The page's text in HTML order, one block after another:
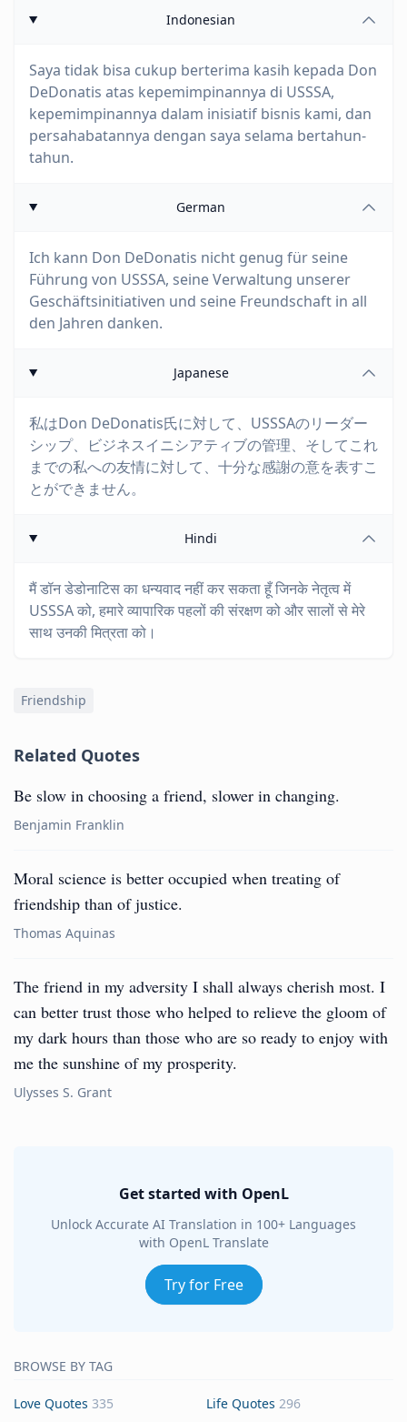
Indonesian
Saya tidak bisa cukup berterima kasih kepada Don
DeDonatis atas kepemimpinannya di USSSA,
kepemimpinannya dalam inisiatif bisnis kami, dan
persahabatannya dengan saya selama bertahun-
tahun.
German
Ich kann Don DeDonatis nicht genug für seine
Führung von USSSA, seine Verwaltung unserer
Geschäftsinitiativen und seine Freundschaft in all
den Jahren danken.
Japanese
私はDon DeDonatis氏に対して、USSSAのリーダー
シップ、ビジネスイニシアティブの管理、そしてこれ
までの私への友情に対して、十分な感謝の意を表すこ
とができません。
Hindi
मैं डॉन डेडोनाटिस का धन्यवाद नहीं कर सकता हूँ जिनके नेतृत्व में
USSSA को, हमारे व्यापारिक पहलों की संरक्षण को और सालों से मेरे
साथ उनकी मित्रता को।
Friendship
Related Quotes
Be slow in choosing a friend, slower in changing.
Benjamin Franklin
Moral science is better occupied when treating of
friendship than of justice.
Thomas Aquinas
The friend in my adversity I shall always cherish most. I
can better trust those who helped to relieve the gloom of
my dark hours than those who are so ready to enjoy with
me the sunshine of my prosperity.
Ulysses S. Grant
Get started with OpenL
Unlock Accurate AI Translation in 100+ Languages
with OpenL Translate
Try for Free
BROWSE BY TAG
Love Quotes 335 Life Quotes 296